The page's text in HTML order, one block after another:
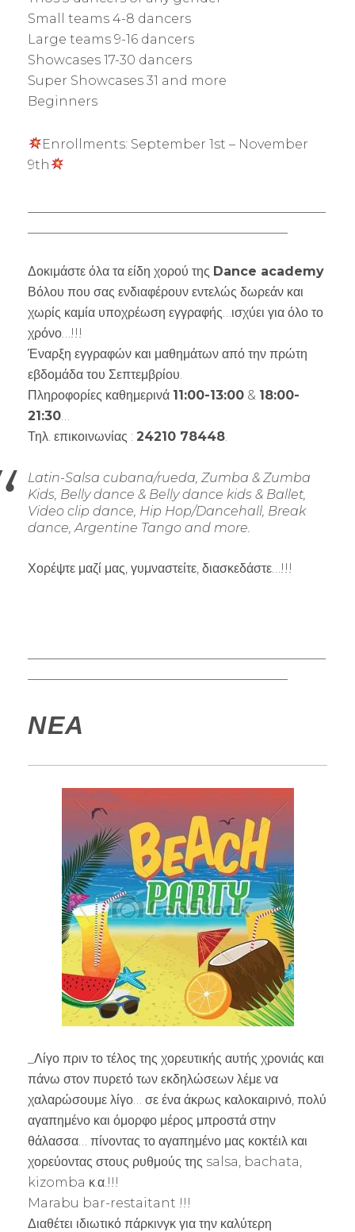
Small teams 4-8 dancers
Large teams 9-16 dancers
Showcases 17-30 dancers
Super Showcases 31 and more
Beginners
Enrollments: September 1st – November
9th
Δοκιμάστε όλα τα είδη χορού της Dance academy
Βόλου που σας ενδιαφέρουν εντελώς δωρεάν και
χωρίς καμία υποχρέωση εγγραφής…ισχύει για όλο το
χρόνο…!!!
Έναρξη εγγραφών και μαθημάτων από την πρώτη
εβδομάδα του Σεπτεμβρίου.
Πληροφορίες καθημερινά 11:00-13:00 & 18:00-
21:30
Τηλ. επικοινωνίας : 24210 78448
Latin-Salsa cubana/rueda, Zumba & Zumba
Kids, Belly dance & Belly dance kids & Ballet,
Video clip dance, Hip Hop/Dancehall, Break
dance, Argentine Tango and more.
Χορέψτε μαζί μας, γυμναστείτε, διασκεδάστε…!!!
ΝΕΑ
_Λίγο πριν το τέλος της χορευτικής αυτής χρονιάς και
πάνω στον πυρετό των εκδηλώσεων λέμε να
χαλαρώσουμε λίγο… σε ένα άκρως καλοκαιρινό, πολύ
αγαπημένο και όμορφο μέρος μπροστά στην
θάλασσα… πίνοντας το αγαπημένο μας κοκτέιλ και
χορεύοντας στους ρυθμούς της salsa, bachata,
kizomba κ.α.!!!
Marabu bar-restaitant !!!
Διαθέτει ιδιωτικό πάρκινγκ για την καλύτερη